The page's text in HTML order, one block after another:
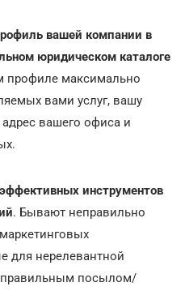
вашей компании в
юридическом каталоге
профиле максимально
вами услуг, вашу
вашего офиса и
инструментов
. Бывают неправильно
для нерелевантной
посылом/